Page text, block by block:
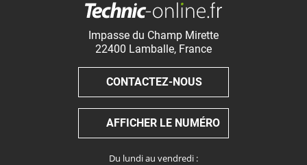
Impasse du Champ Mirette
22400 Lamballe, France
CONTACTEZ-NOUS
AFFICHER LE NUMÉRO
Du lundi au vendredi :